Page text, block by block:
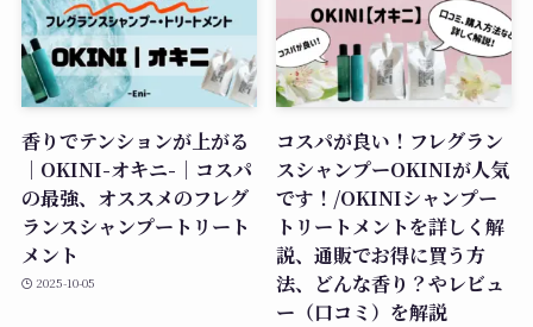
香りでテンションが上がる
｜OKINI-オキニ-｜コスパ
の最強、オススメのフレグ
ランスシャンプートリート
メント
2025-10-05
コスパが良い！フレグラン
スシャンプーOKINIが人気
です！/OKINIシャンプー
トリートメントを詳しく解
説、通販でお得に買う方
法、どんな香り？やレビュ
ー（口コミ）を解説